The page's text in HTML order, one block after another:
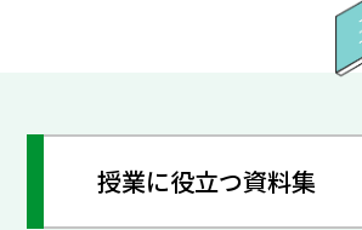
授業に役立つ資料集